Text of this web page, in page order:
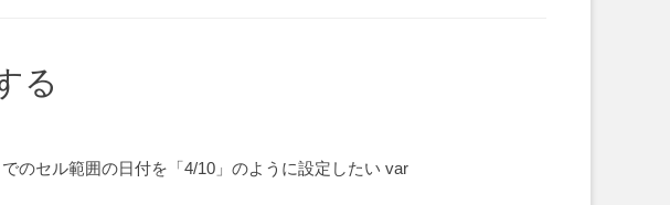
る
のセル範囲の日付を「4/10」のように設定したい var